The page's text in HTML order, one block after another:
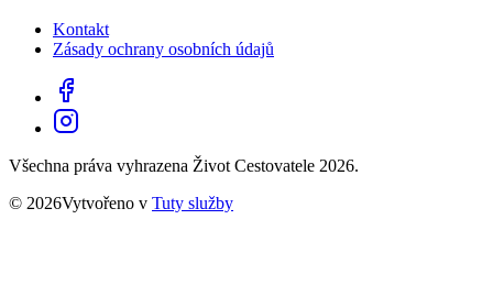
Kontakt
Zásady ochrany osobních údajů
Všechna práva vyhrazena Život Cestovatele 2026.
© 2026Vytvořeno v Tuty služby